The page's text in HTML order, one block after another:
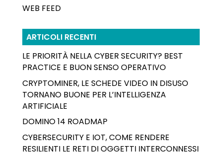
WEB FEED
ARTICOLI RECENTI
LE PRIORITÀ NELLA CYBER SECURITY? BEST
PRACTICE E BUON SENSO OPERATIVO
CRYPTOMINER, LE SCHEDE VIDEO IN DISUSO
TORNANO BUONE PER L’INTELLIGENZA
ARTIFICIALE
DOMINO 14 ROADMAP
CYBERSECURITY E IOT, COME RENDERE
RESILIENTI LE RETI DI OGGETTI INTERCONNESSI